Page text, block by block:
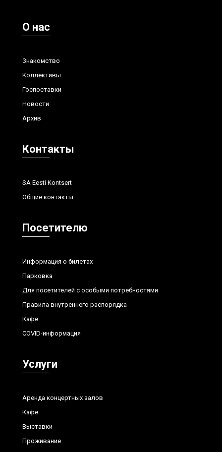
О нас
Знакомство
Kоллективы
Госпоставки
Hовости
Aрхив
Контакты
SA Eesti Kontsert
Общие контакты
Посетителю
Информация о билетах
Парковка
Для посетителей с особыми потребностями
Правила внутреннего распорядка
Кафе
COVID-информация
Услуги
Аренда концертных залов
Кафе
Выставки
Проживание